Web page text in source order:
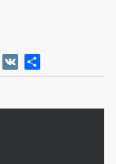
VK ОТПРАВИТЬ